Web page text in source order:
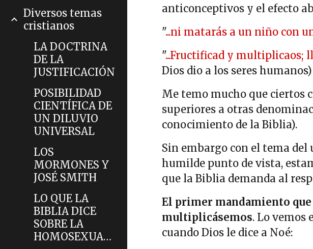
Diversos temas
cristianos
LA DOCTRINA
DE LA
JUSTIFICACIÓN
POSIBILIDAD
CIENTÍFICA DE
UN DILUVIO
UNIVERSAL
LOS
MORMONES Y
JOSÉ SMITH
LO QUE LA
BIBLIA DICE
SOBRE LA
HOMOSEXUALIDAD
anticonceptivos y el efecto
"...ni matarás a un niño con
"...Fructificad y multiplicaos;
Dios dio a los seres humanos)
Me temo mucho que ciertos
superiores a otras
conocimiento de la Biblia).
Sin embargo con el tema
humilde punto de vista,
que la Biblia demanda al
El primer mandamiento
multiplicásemos. Lo vemos
cuando Dios le dice a Noé: